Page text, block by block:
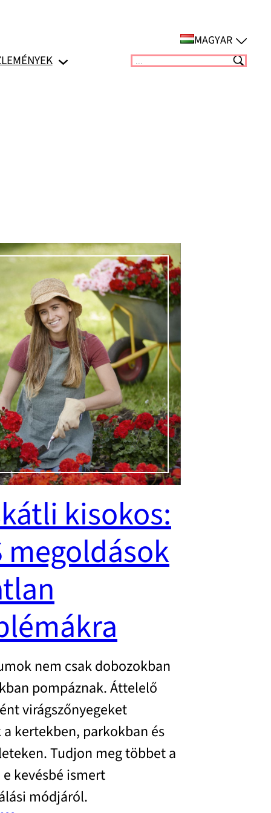
MAGYAR
Suchen
kisokos:
megoldások
nem csak dobozokban
pompáznak. Áttelelő
virágszőnyegeket
kertekben, parkokban és
Tudjon meg többet a
kevésbé ismert
módjáról.